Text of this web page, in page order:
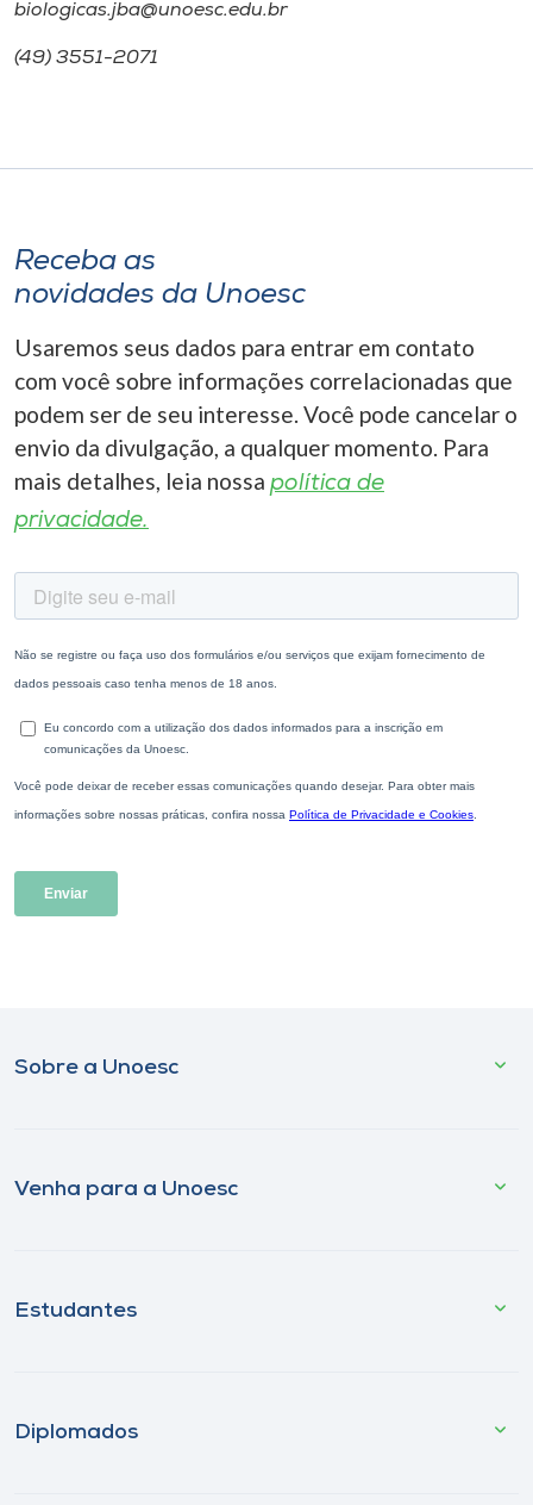
biologicas.jba@unoesc.edu.br
(49) 3551-2071
Receba as
novidades da Unoesc
Usaremos seus dados para entrar em contato
com você sobre informações correlacionadas que
podem ser de seu interesse. Você pode cancelar o
envio da divulgação, a qualquer momento. Para
mais detalhes, leia nossa política de
privacidade.
Sobre a Unoesc
Venha para a Unoesc
Estudantes
Diplomados